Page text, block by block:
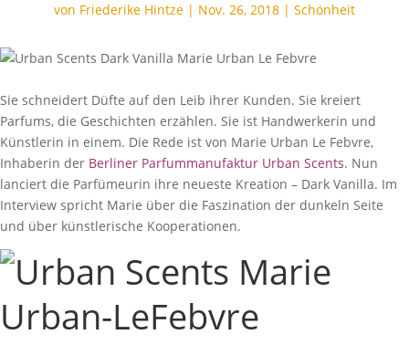
von Friederike Hintze | Nov. 26, 2018 | Schönheit
Sie schneidert Düfte auf den Leib ihrer Kunden. Sie kreiert
Parfums, die Geschichten erzählen. Sie ist Handwerkerin und
Künstlerin in einem. Die Rede ist von Marie Urban Le Febvre,
Inhaberin der Berliner Parfummanufaktur Urban Scents. Nun
lanciert die Parfümeurin ihre neueste Kreation – Dark Vanilla. Im
Interview spricht Marie über die Faszination der dunkeln Seite
und über künstlerische Kooperationen.